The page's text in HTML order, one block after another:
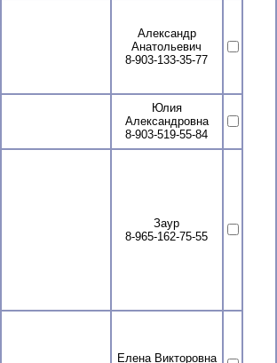
Александр
Анатольевич
8-903-133-35-77
Юлия
Александровна
8-903-519-55-84
Заур
8-965-162-75-55
Елена Викторовна